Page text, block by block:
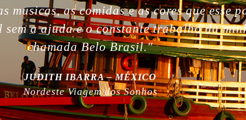
best week of my life. So much love for
Plus, thanks for being plastic free!”
MILLA NURMI | FINLÂNDIA
Expedição Amazônia